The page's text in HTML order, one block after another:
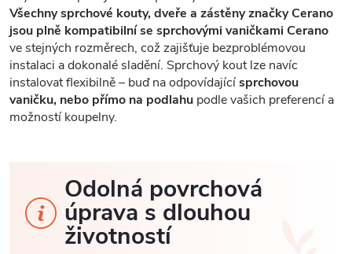
Všechny sprchové kouty, dveře a zástěny značky Cerano
jsou plně kompatibilní se sprchovými vaničkami Cerano
ve stejných rozměrech, což zajišťuje bezproblémovou
instalaci a dokonalé sladění. Sprchový kout lze navíc
instalovat flexibilně – buď na odpovídajícísprchovou
vaničku, nebo přímo na podlahu podle vašich preferencí a
možností koupelny.
Odolná povrchová
úprava s dlouhou
životností